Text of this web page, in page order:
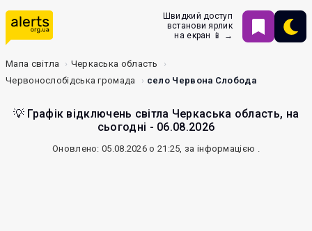
Швидкий доступ
встанови ярлик
на екран 📱 →
Мапа світла
Черкаська область
Червонослобідська громада
село Червона Слобода
💡 Графік відключень світла Черкаська область, на
сьогодні - 06.08.2026
Оновлено: 05.08.2026 о 21:25, за інформацією .